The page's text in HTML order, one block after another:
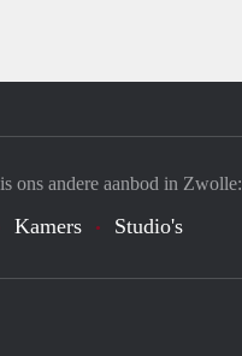
ons andere aanbod in Zwolle:
Kamers Studio's